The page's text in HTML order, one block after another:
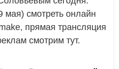
мая) смотреть онлайн
прямая трансляция
смотрим тут.